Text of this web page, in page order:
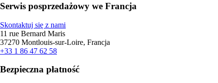
Serwis posprzedażowy we Francja
Skontaktuj się z nami
11 rue Bernard Maris
37270 Montlouis-sur-Loire, Francja
+33 1 86 47 62 58
Bezpieczna płatność